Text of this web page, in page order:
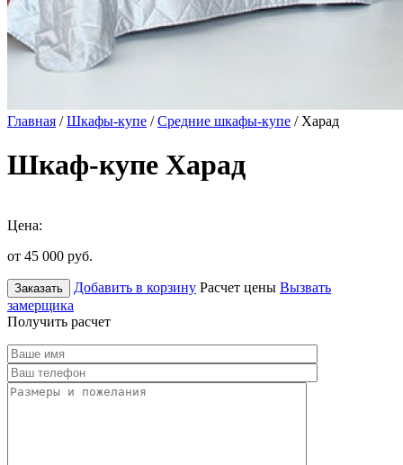
Главная /Шкафы-купе /Средние шкафы-купе / Харад
Шкаф-купе Харад
Цена:
от 45 000 руб.
Заказать Добавить в корзину Расчет цены Вызвать
замерщика
Получить расчет